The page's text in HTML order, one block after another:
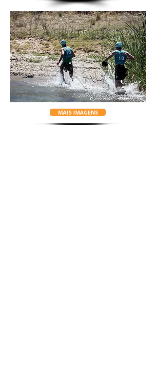
MAIS IMAGENS